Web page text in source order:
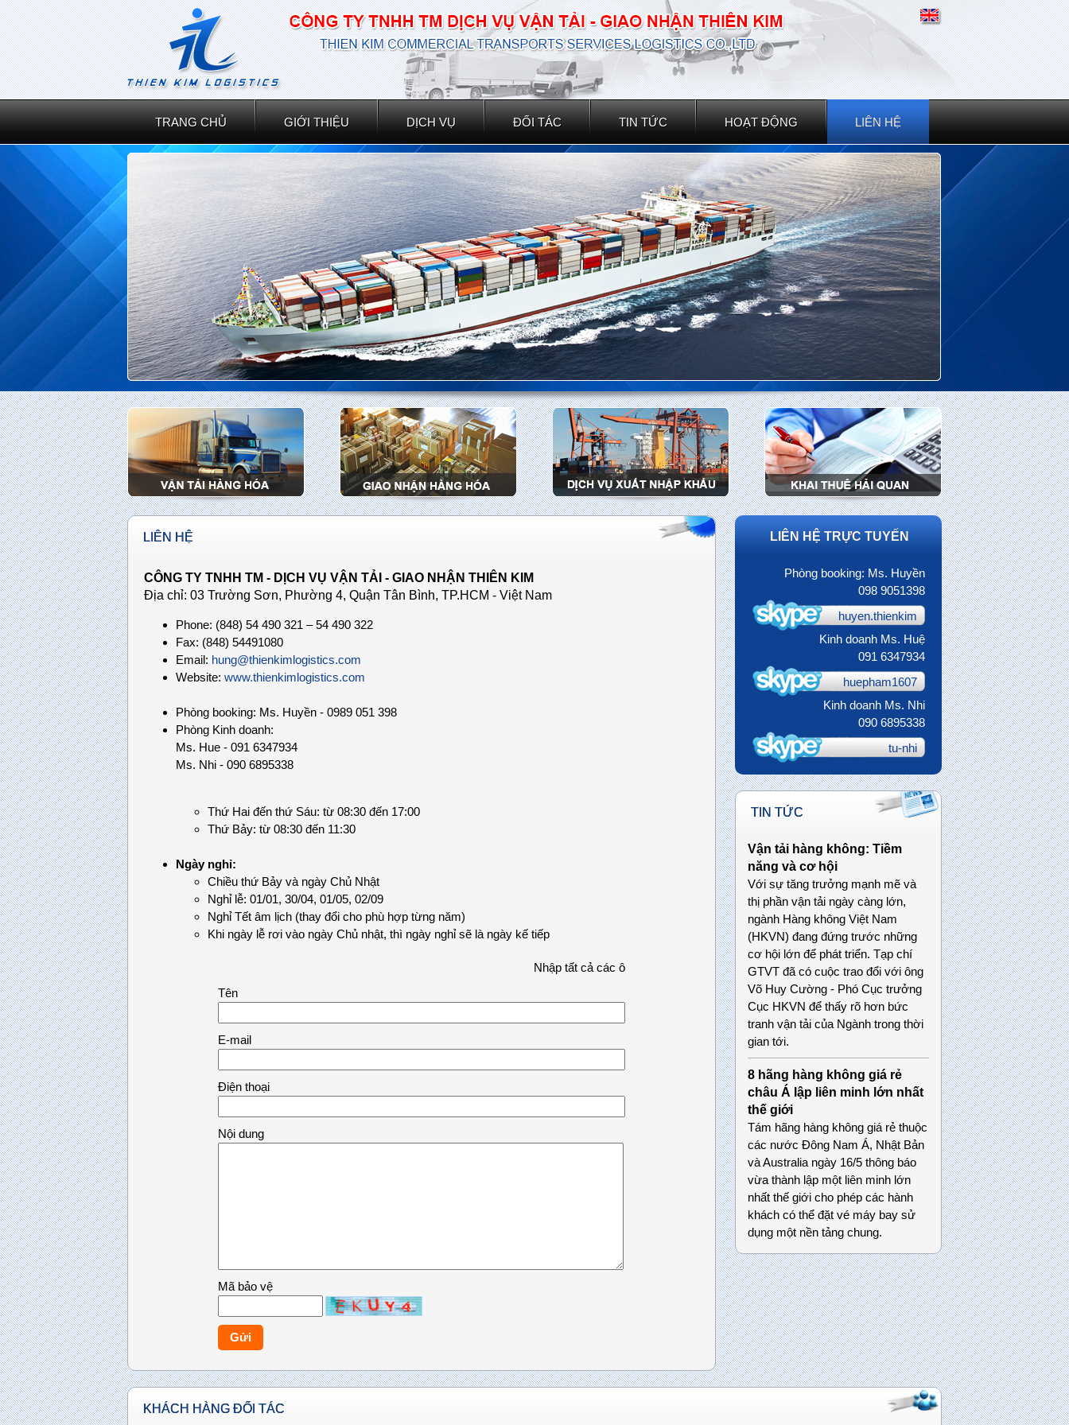
TRANG CHỦ GIỚI THIỆU DỊCH VỤ ĐỐI TÁC TIN TỨC HOẠT ĐỘNG LIÊN HỆ
LIÊN HỆ
CÔNG TY TNHH TM - DỊCH VỤ VẬN TẢI - GIAO NHẬN THIÊN KIM
Địa chỉ: 03 Trường Sơn, Phường 4, Quận Tân Bình, TP.HCM - Việt Nam
Phone: (848) 54 490 321 – 54 490 322
Fax: (848) 54491080
Email: hung@thienkimlogistics.com
Website: www.thienkimlogistics.com
Phòng booking: Ms. Huyền - 0989 051 398
Phòng Kinh doanh:
Ms. Hue - 091 6347934
Ms. Nhi - 090 6895338
Thứ Hai đến thứ Sáu: từ 08:30 đến 17:00
Thứ Bảy: từ 08:30 đến 11:30
Ngày nghỉ:
Chiều thứ Bảy và ngày Chủ Nhật
Nghỉ lễ: 01/01, 30/04, 01/05, 02/09
Nghỉ Tết âm lịch (thay đổi cho phù hợp từng năm)
Khi ngày lễ rơi vào ngày Chủ nhật, thì ngày nghỉ sẽ là ngày kế tiếp
Nhập tất cả các ô
Tên
E-mail
Điện thoại
Nội dung
Mã bảo vệ
Gửi
LIÊN HỆ TRỰC TUYẾN
Phòng booking: Ms. Huyền
098 9051398
huyen.thienkim
Kinh doanh Ms. Huệ
091 6347934
huepham1607
Kinh doanh Ms. Nhi
090 6895338
tu-nhi
TIN TỨC
Vận tải hàng không: Tiềm
năng và cơ hội
Với sự tăng trưởng mạnh mẽ và
thị phần vận tải ngày càng lớn,
ngành Hàng không Việt Nam
(HKVN) đang đứng trước những
cơ hội lớn để phát triển. Tạp chí
GTVT đã có cuộc trao đổi với ông
Võ Huy Cường - Phó Cục trưởng
Cục HKVN để thấy rõ hơn bức
tranh vận tải của Ngành trong thời
gian tới.
8 hãng hàng không giá rẻ
châu Á lập liên minh lớn nhất
thế giới
Tám hãng hàng không giá rẻ thuộc
các nước Đông Nam Á, Nhật Bản
và Australia ngày 16/5 thông báo
vừa thành lập một liên minh lớn
nhất thế giới cho phép các hành
khách có thể đặt vé máy bay sử
dụng một nền tảng chung.
KHÁCH HÀNG ĐỐI TÁC